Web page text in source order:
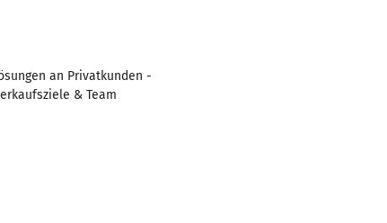
an Privatkunden -
& Team